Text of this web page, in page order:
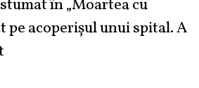
în „Moartea cu
pe acoperișul unui spital. A